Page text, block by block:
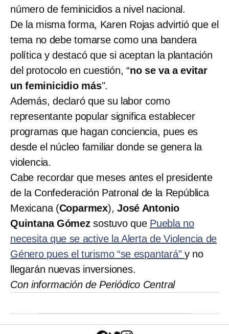
número de feminicidios a nivel nacional.
De la misma forma, Karen Rojas advirtió que el
tema no debe tomarse como una bandera
política y destacó que si aceptan la plantación
del protocolo en cuestión, “no se va a evitar
un feminicidio más".
Además, declaró que su labor como
representante popular significa establecer
programas que hagan conciencia, pues es
desde el núcleo familiar donde se genera la
violencia.
Cabe recordar que meses antes el presidente
de la Confederación Patronal de la República
Mexicana (Coparmex),José Antonio
Quintana Gómezsostuvo que Puebla no
necesita que se active la Alerta de Violencia de
Género pues el turismo “se espantará” y no
llegarán nuevas inversiones.
Con información de Periódico Central